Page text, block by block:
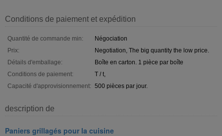
Conditions de paiement et expédition
Quantité de commande min:
Négociation
Prix:
Negotiation, The big quantity the low price.
Détails d'emballage:
Boîte en carton. 1 pièce par boîte
Conditions de paiement:
T / t,
Capacité d'approvisionnement: 500 pièces par jour.
description de
Paniers grillagés pour la cuisine